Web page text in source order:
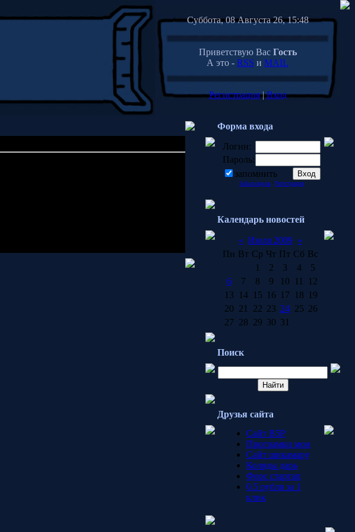
Суббота, 08 Августа 26, 15:48
Приветствую Вас Гость
А это - RSS и MAIL
Регистрация|Вход
Форма входа
Логин:
Пароль:
запомнить
Забыл пароль · Регистрация
Календарь новостей
« Июля 2009 »
Пн Вт Ср Чт Пт Сб Вс
1
2 3 4
5
6
7 8 9 10 11
12
13
14 15 16 17 18 19
20 21 22 23 24 25 26
27 28 29 30 31
Поиск
Друзья сайта
Сайт B5P
Програмки мои
Сайт шикамару
Коляды дарь
Форс стартап
0.5 рубля за 1
клик